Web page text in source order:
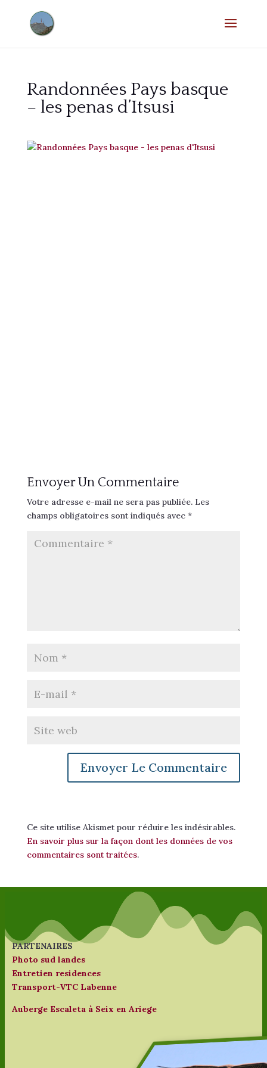
Randonnées Pays basque
– les penas d’Itsusi
Envoyer Un Commentaire
Votre adresse e-mail ne sera pas publiée. Les
champs obligatoires sont indiqués avec *
Ce site utilise Akismet pour réduire les indésirables.
En savoir plus sur la façon dont les données de vos
commentaires sont traitées.
PARTENAIRES
Photo sud landes
Entretien residences
Transport-VTC Labenne
Auberge Escaleta à Seix en Ariege